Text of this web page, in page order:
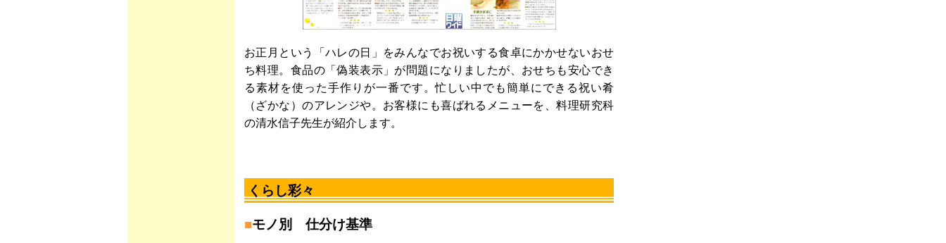
お正月という「ハレの日」をみんなでお祝いする食卓にかかせないおせ
ち料理。食品の「偽装表示」が問題になりましたが、おせちも安心でき
る素材を使った手作りが一番です。忙しい中でも簡単にできる祝い肴
（ざかな）のアレンジや。お客様にも喜ばれるメニューを、料理研究科
の清水信子先生が紹介します。
くらし彩々
■モノ別 仕分け基準